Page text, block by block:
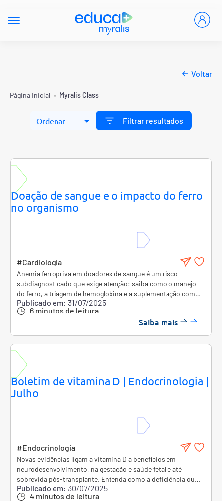
Voltar
Página Inicial • Myralis Class
Filtrar resultados
Doação de sangue e o impacto do ferro
no organismo
#Cardiologia
Anemia ferropriva em doadores de sangue é um risco
subdiagnosticado que exige atenção: saiba como o manejo
do ferro, a triagem de hemoglobina e a suplementação com
vitamina C impactam a saúde dos doadores e a segurança
transfusional.
Publicado em: 31/07/2025
6 minutos de leitura
Saiba mais
Boletim de vitamina D | Endocrinologia |
Julho
#Endocrinologia
Novas evidências ligam a vitamina D a benefícios em
neurodesenvolvimento, na gestação e saúde fetal e até
sobrevida pós-transplante. Entenda como a deficiência ou
suplementação pode impactar diferentes fases da vida.
Publicado em: 30/07/2025
4 minutos de leitura